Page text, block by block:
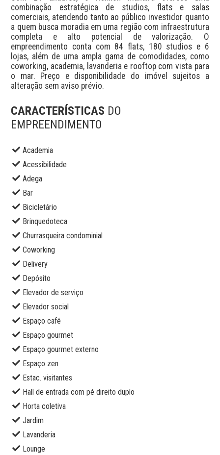
combinação estratégica de studios, flats e salas
comerciais, atendendo tanto ao público investidor quanto
a quem busca moradia em uma região com infraestrutura
completa e alto potencial de valorização. O
empreendimento conta com 84 flats, 180 studios e 6
lojas, além de uma ampla gama de comodidades, como
coworking, academia, lavanderia e rooftop com vista para
o mar. Preço e disponibilidade do imóvel sujeitos a
alteração sem aviso prévio.
CARACTERÍSTICAS DO
EMPREENDIMENTO
Academia
Acessibilidade
Adega
Bar
Bicicletário
Brinquedoteca
Churrasqueira condominial
Coworking
Delivery
Depósito
Elevador de serviço
Elevador social
Espaço café
Espaço gourmet
Espaço gourmet externo
Espaço zen
Estac. visitantes
Hall de entrada com pé direito duplo
Horta coletiva
Jardim
Lavanderia
Lounge